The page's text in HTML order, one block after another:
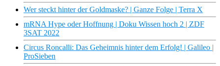
Wer steckt hinter der Goldmaske? | Ganze Folge | Terra X
mRNA Hype oder Hoffnung | Doku Wissen hoch 2 | ZDF
3SAT 2022
Circus Roncalli: Das Geheimnis hinter dem Erfolg! | Galileo |
ProSieben